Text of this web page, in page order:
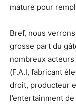
mature pour
Bref, nous
grosse part du
nombreux
(F.A.I, fabricant
droit, producteur
l’entertainment